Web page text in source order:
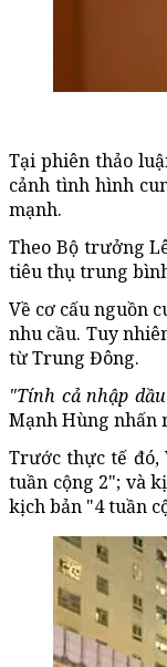
Tại phiên thảo
cảnh tình hình
mạnh.
Theo Bộ trưởng
tiêu thụ trung
Về cơ cấu nguồn
nhu cầu. Tuy
từ Trung Đông.
"Tính cả nhập
Mạnh Hùng nhấn
Trước thực tế đó,
tuần cộng 2"; và
kịch bản "4 tuần